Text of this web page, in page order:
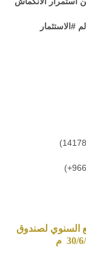
#الاستثمار
السنوي لصندوق